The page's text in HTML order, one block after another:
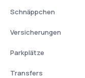
Schnäppchen
Versicherungen
Parkplätze
Transfers